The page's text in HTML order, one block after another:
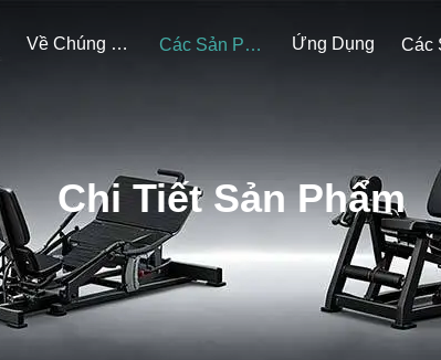
Về Chúng Tôi Các Sản Phẩm Ứng Dụng
Chi Tiết Sản Phẩm